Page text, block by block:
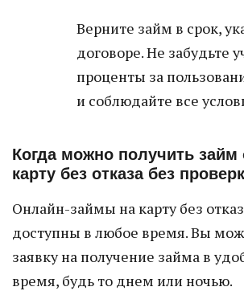
Верните займ в срок,
договоре. Не забудьте
проценты за
и соблюдайте все
Когда можно получить займ
карту без отказа без
Онлайн-займы на карту без
доступны в любое время. Вы
заявку на получение займа в
время, будь то днем или ночью.